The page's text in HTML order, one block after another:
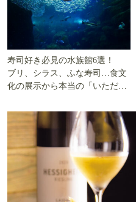
寿司好き必見の水族館6選！
ブリ、シラス、ふな寿司…食文
化の展示から本当の「いただき